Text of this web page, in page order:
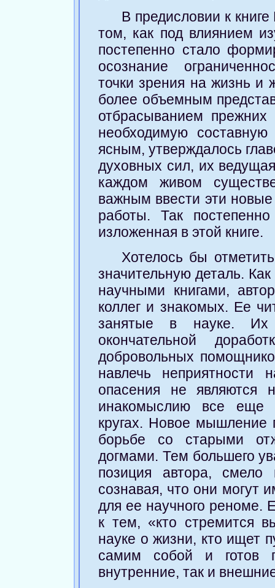
В предисловии к
том, как под влиянием
постепенно стало
осознание
точки зрения на жизнь
более объемным
отбрасыванием
необходимую
ясным, утверждалось
духовных сил, их
каждом живом
важным ввести эти новые
работы. Так
изложенная в этой книге.
Хотелось бы
значительную деталь.
научными книгами,
коллег и знакомых. Ее
занятые в науке.
окончательной
добровольных
навлечь
опасения не являются
инакомыслию все еще
кругах. Новое мышление
борьбе со старыми
догмами. Тем большего
позиция автора, смело
сознавая, что они могут
для ее научного реноме.
к тем, «кто стремится
науке о жизни, кто ищет
самим собой и готов
внутренние, так и